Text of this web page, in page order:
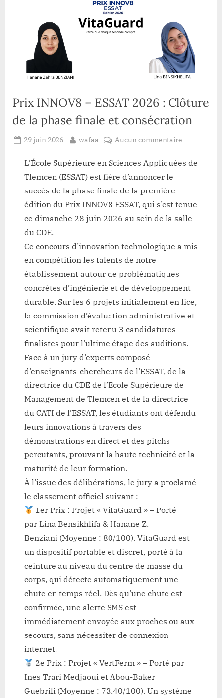
Prix INNOV8 – ESSAT 2026 : Clôture
de la phase finale et consécration
Posted
29 juin 2026 By
wafaa Aucun commentairesur
INNOV8
:
Clôture
L’École Supérieure en Sciences Appliquées de
Tlemcen (ESSAT) est fière d’annoncer le
succès de la phase finale de la première
édition du Prix INNOV8 ESSAT, qui s’est tenue
ce dimanche 28 juin 2026 au sein de la salle
du CDE.
Ce concours d’innovation technologique a mis
en compétition les talents de notre
établissement autour de problématiques
concrètes d’ingénierie et de développement
durable. Sur les 6 projets initialement en lice,
la commission d’évaluation administrative et
scientifique avait retenu 3 candidatures
finalistes pour l’ultime étape des auditions.
Face à un jury d’experts composé
d’enseignants-chercheurs de l’ESSAT, de la
directrice du CDE de l’Ecole Supérieure de
Management de Tlemcen et de la directrice
du CATI de l’ESSAT, les étudiants ont défendu
leurs innovations à travers des
démonstrations en direct et des pitchs
percutants, prouvant la haute technicité et la
maturité de leur formation.
À l’issue des délibérations, le jury a proclamé
le classement officiel suivant :
1er Prix : Projet « VitaGuard » – Porté
par Lina Bensikhlifa & Hanane Z.
Benziani (Moyenne : 80/100). VitaGuard est
un dispositif portable et discret, porté à la
ceinture au niveau du centre de masse du
corps, qui détecte automatiquement une
chute en temps réel. Dès qu’une chute est
confirmée, une alerte SMS est
immédiatement envoyée aux proches ou aux
secours, sans nécessiter de connexion
internet.
2e Prix : Projet « VertFerm » – Porté par
Ines Trari Medjaoui et Abou-Baker
Guebrili (Moyenne : 73.40/100). Un système